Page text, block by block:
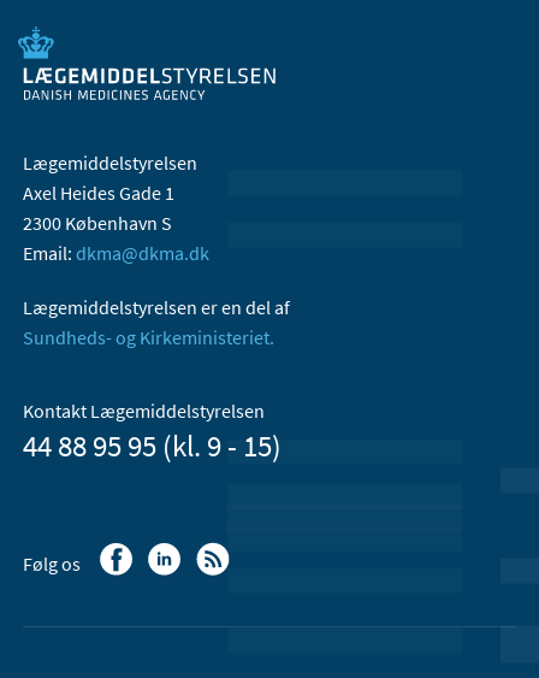
Lægemiddelstyrelsen
Axel Heides Gade 1
2300 København S
Email: dkma@dkma.dk
Lægemiddelstyrelsen er en del af
Sundheds- og Kirkeministeriet.
Kontakt Lægemiddelstyrelsen
44 88 95 95 (kl. 9 - 15)
Følg os